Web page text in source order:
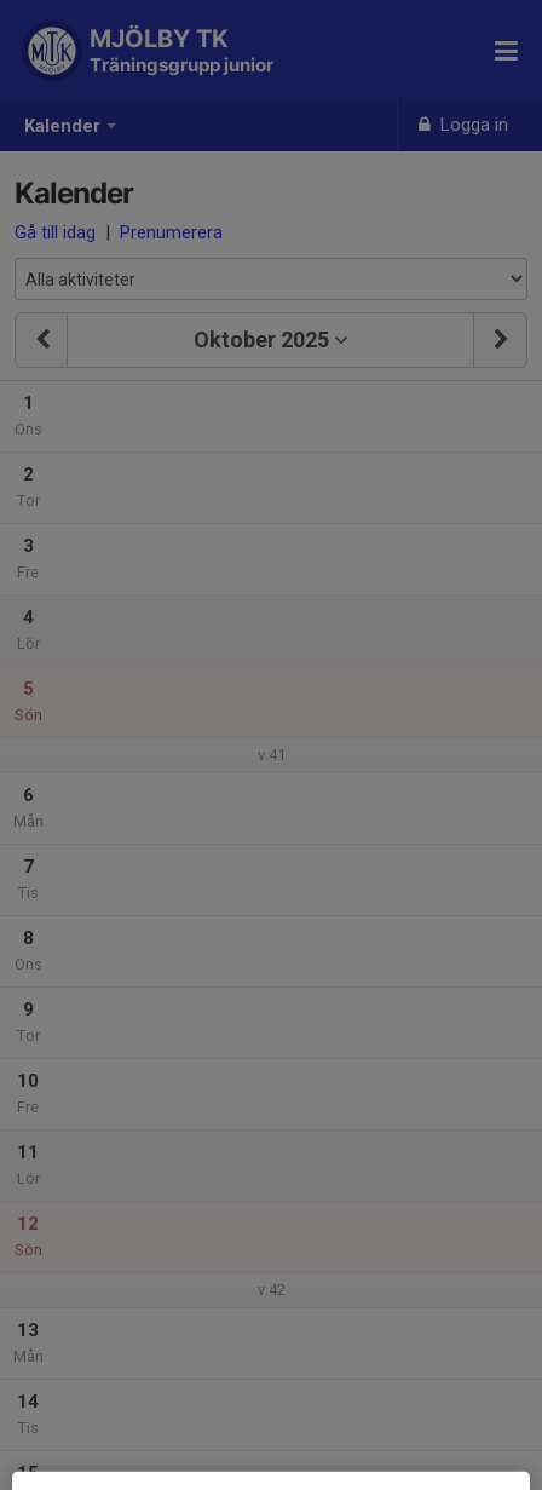
Kalender Logga in
MJÖLBY TK
Träningsgrupp junior
Kalender
Gå till idag | Prenumerera
Oktober 2025
1
Ons
2
Tor
3
Fre
4
Lör
5
Sön
v.41
6
Mån
7
Tis
8
Ons
9
Tor
10
Fre
11
Lör
12
Sön
v.42
13
Mån
14
Tis
15